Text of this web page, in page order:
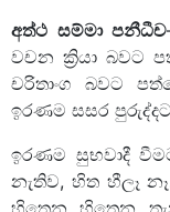
අත්ථ සම්මා පනීධීච
වචන ක්‍රියා බවට
චරිතාංග බවට
ඉරණම සසර
ඉරණම සුභවාදී
නැතිව, හිත හීලෑ